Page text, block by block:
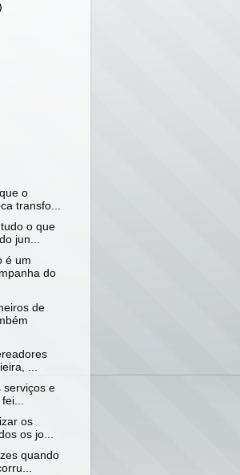
o
transfo...
o que
jun...
é um
do
de
...
serviços e
os
os jo...
quando